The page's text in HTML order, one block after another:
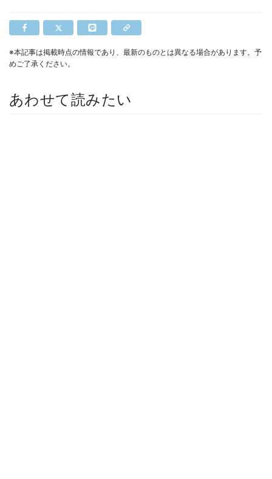
※本記事は掲載時点の情報であり、最新のものとは異なる場合があります。予
めご了承ください。
あわせて読みたい